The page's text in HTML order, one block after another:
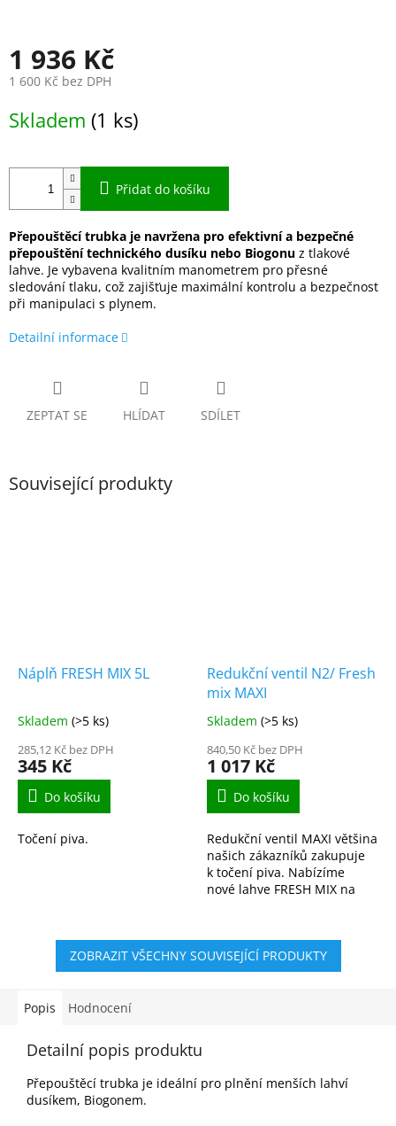
1 936 Kč
1 600 Kč bez DPH
cena:
Skladem (1 ks)
Přidat do košíku
Přepouštěcí trubka je navržena pro efektivní a bezpečné
přepouštění technického dusíku nebo Biogonu z tlakové
lahve. Je vybavena kvalitním manometrem pro přesné
sledování tlaku, což zajišťuje maximální kontrolu a bezpečnost
při manipulaci s plynem.
Detailní informace
ZEPTAT SE HLÍDAT SDÍLET
Související produkty
Náplň FRESH MIX 5L
Skladem (>5 ks)
285,12 Kč bez DPH
345 Kč
Do košíku
Točení piva.
Redukční ventil N2/ Fresh
mix MAXI
Skladem (>5 ks)
840,50 Kč bez DPH
1 017 Kč
Do košíku
Redukční ventil MAXI většina
našich zákazníků zakupuje
k točení piva. Nabízíme
nové lahve FRESH MIX na
ZOBRAZIT VŠECHNY SOUVISEJÍCÍ PRODUKTY
Popis Hodnocení
Detailní popis produktu
Přepouštěcí trubka je ideální pro plnění menších lahví
dusíkem, Biogonem.